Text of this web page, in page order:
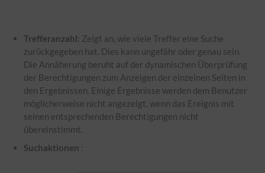
Trefferanzahl: Zeigt an, wie viele Treffer eine Suche
zurückgegeben hat. Dies kann ungefähr oder genau sein.
Die Annäherung beruht auf der dynamischen Überprüfung
der Berechtigungen zum Anzeigen der einzelnen Seiten in
den Ergebnissen. Einige Ergebnisse werden dem Benutzer
möglicherweise nicht angezeigt, wenn das Ereignis mit
seinen entsprechenden Berechtigungen nicht
übereinstimmt.
Suchaktionen :